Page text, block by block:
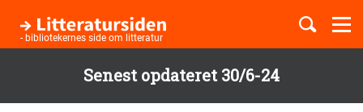
Senest opdateret 30/6-24
- bibliotekernes side om litteratur
Børnebøger